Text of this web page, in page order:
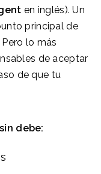
en inglés). Un
principal de
lo más
de aceptar
de que tu
debe: